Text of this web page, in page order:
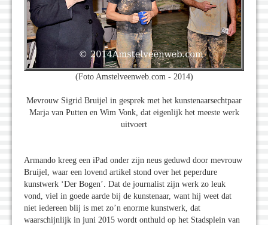
(Foto Amstelveenweb.com - 2014)
Mevrouw Sigrid Bruijel in gesprek met het kunstenaarsechtpaar
Marja van Putten en Wim Vonk, dat eigenlijk het meeste werk
uitvoert
Armando kreeg een iPad onder zijn neus geduwd door mevrouw
Bruijel, waar een lovend artikel stond over het peperdure
kunstwerk ‘Der Bogen’. Dat de journalist zijn werk zo leuk
vond, viel in goede aarde bij de kunstenaar, want hij weet dat
niet iedereen blij is met zo’n enorme kunstwerk, dat
waarschijnlijk in juni 2015 wordt onthuld op het Stadsplein van